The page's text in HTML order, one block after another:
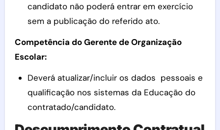
candidato não poderá entrar em exercício
sem a publicação do referido ato.
Competência do Gerente de Organização
Escolar:
Deverá atualizar/incluir os dados pessoais e
qualificação nos sistemas da Educação do
contratado/candidato.